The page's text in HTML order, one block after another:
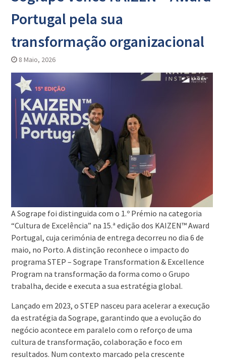
Portugal pela sua
transformação organizacional
8 Maio, 2026
A Sogrape foi distinguida com o 1.º Prémio na categoria
“Cultura de Excelência” na 15.ª edição dos KAIZEN™ Award
Portugal, cuja cerimónia de entrega decorreu no dia 6 de
maio, no Porto. A distinção reconhece o impacto do
programa STEP – Sogrape Transformation & Excellence
Program na transformação da forma como o Grupo
trabalha, decide e executa a sua estratégia global.
Lançado em 2023, o STEP nasceu para acelerar a execução
da estratégia da Sogrape, garantindo que a evolução do
negócio acontece em paralelo com o reforço de uma
cultura de transformação, colaboração e foco em
resultados. Num contexto marcado pela crescente